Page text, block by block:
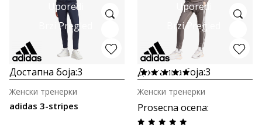
Uporedi
Brzi Pregled
Достапна боја:3
adidas 3-stripes
Женски тренерки
Uporedi
Brzi Pregled
Достапна боја:3
Prosecna ocena:
Женски тренерки